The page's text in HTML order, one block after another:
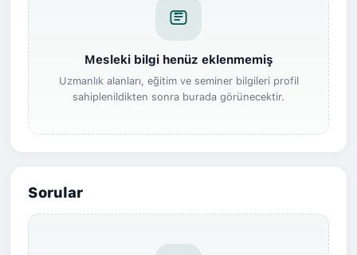
Mesleki bilgi henüz eklenmemiş
Uzmanlık alanları, eğitim ve seminer bilgileri profil
sahiplenildikten sonra burada görünecektir.
Sorular